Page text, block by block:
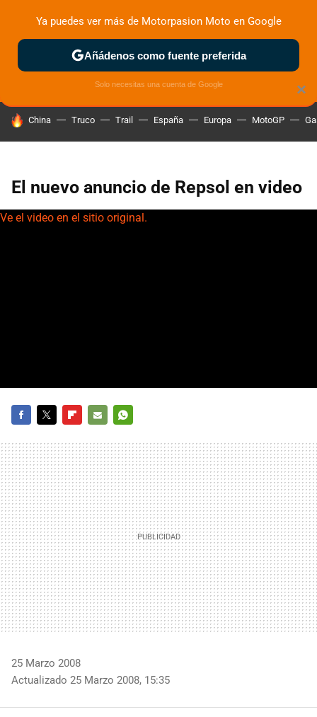
ZONA DE PRUEBAS DEPORTIVAS MOTOS ELÉCTRICAS
HOY SE HABLA DE
China Truco Trail España Europa MotoGP
El nuevo anuncio de Repsol en video
Ve el video en el sitio original.
MAIL
25 Marzo 2008
Actualizado 25 Marzo 2008, 15:35
×
Ya puedes ver más de Motorpasion Moto en Google
Añádenos como fuente preferida
Solo necesitas una cuenta de Google